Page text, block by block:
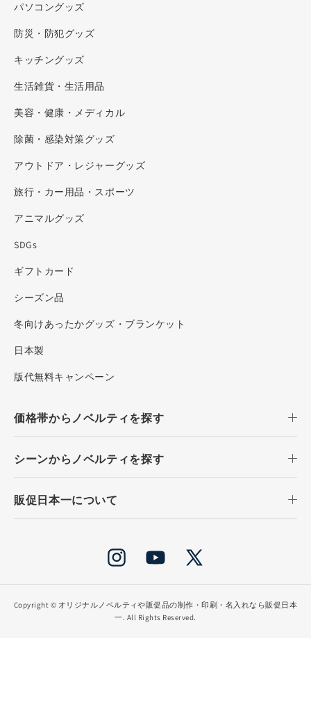
パソコングッズ
防災・防犯グッズ
キッチングッズ
生活雑貨・生活用品
美容・健康・メディカル
除菌・感染対策グッズ
アウトドア・レジャーグッズ
旅行・カー用品・スポーツ
アニマルグッズ
SDGs
ギフトカード
シーズン品
冬向けあったかグッズ・ブランケット
日本製
版代無料キャンペーン
価格帯からノベルティを探す
シーンからノベルティを探す
販促日本一について
InstagramYouTube
X
(Twitter)
Copyright © オリジナルノベルティや販促品の制作・印刷・名入れなら販促日本
一. All Rights Reserved.